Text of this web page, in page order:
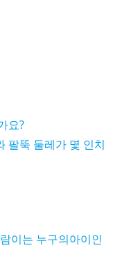
요?
팔뚝 둘레가 몇 인치
이는 누구의아이인